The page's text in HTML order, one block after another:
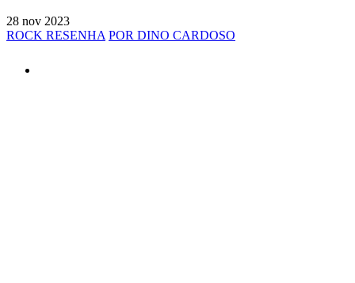
28 nov 2023
ROCK RESENHA POR DINO CARDOSO